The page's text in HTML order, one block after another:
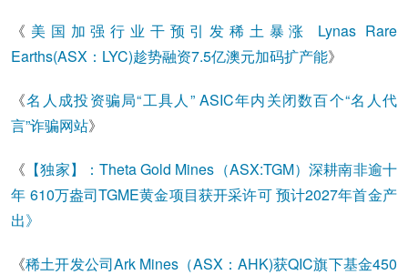
《 美国加强行业干预引发稀土暴涨 Lynas Rare
Earths(ASX：LYC)趁势融资7.5亿澳元加码扩产能》
《名人成投资骗局“工具人” ASIC年内关闭数百个“名人代
言”诈骗网站》
《 【独家】：Theta Gold Mines（ASX:TGM）深耕南非逾十
年 610万盎司TGME黄金项目获开采许可 预计2027年首金产
出》
《稀土开发公司Ark Mines（ASX：AHK)获QIC旗下基金450